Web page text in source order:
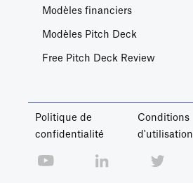
Modèles financiers
Modèles Pitch Deck
Free Pitch Deck Review
Politique de
confidentialité
Conditions
d'utilisation